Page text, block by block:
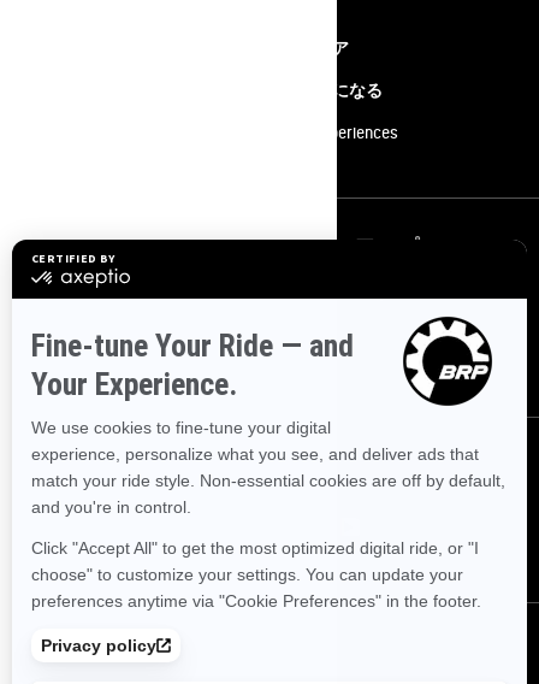
キャリア
販売店になる
BRP Experiences
ニュースレターにサインアップ
最新のニュース、イベント、特典についてご覧ください。
申し込む
フォローする